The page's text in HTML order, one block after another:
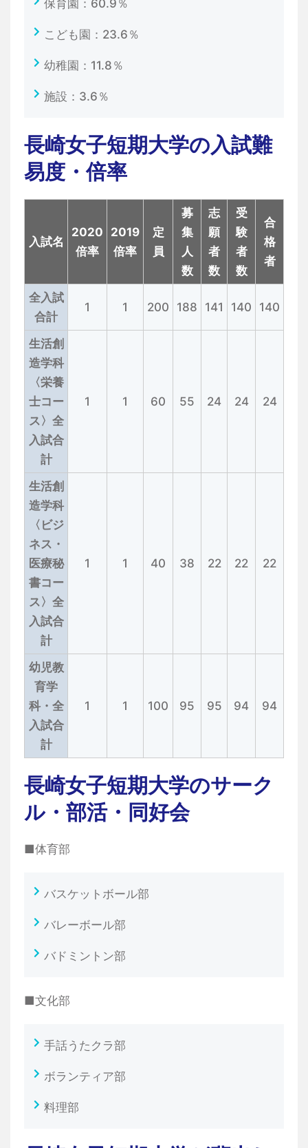
保育園：60.9％
こども園：23.6％
幼稚園：11.8％
施設：3.6％
長崎女子短期大学の入試難
易度・倍率
入試名
2020
倍率
2019
倍率
定
員
募
集
人
数
志
願
者
数
受
験
者
数
合
格
者
全入試
合計
1 1 200 188 141 140 140
生活創
造学科
〈栄養
士コー
ス〉全
入試合
計
1 1 60 55 24 24 24
生活創
造学科
〈ビジ
ネス・
医療秘
書コー
ス〉全
入試合
計
1 1 40 38 22 22 22
幼児教
育学
科・全
入試合
計
1 1 100 95 95 94 94
長崎女子短期大学のサーク
ル・部活・同好会
■体育部
バスケットボール部
バレーボール部
バドミントン部
■文化部
手話うたクラ部
ボランティア部
料理部